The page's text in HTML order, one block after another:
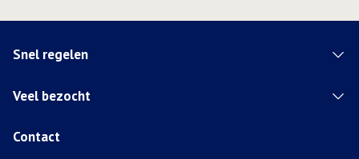
Snel regelen
Veel bezocht
Contact